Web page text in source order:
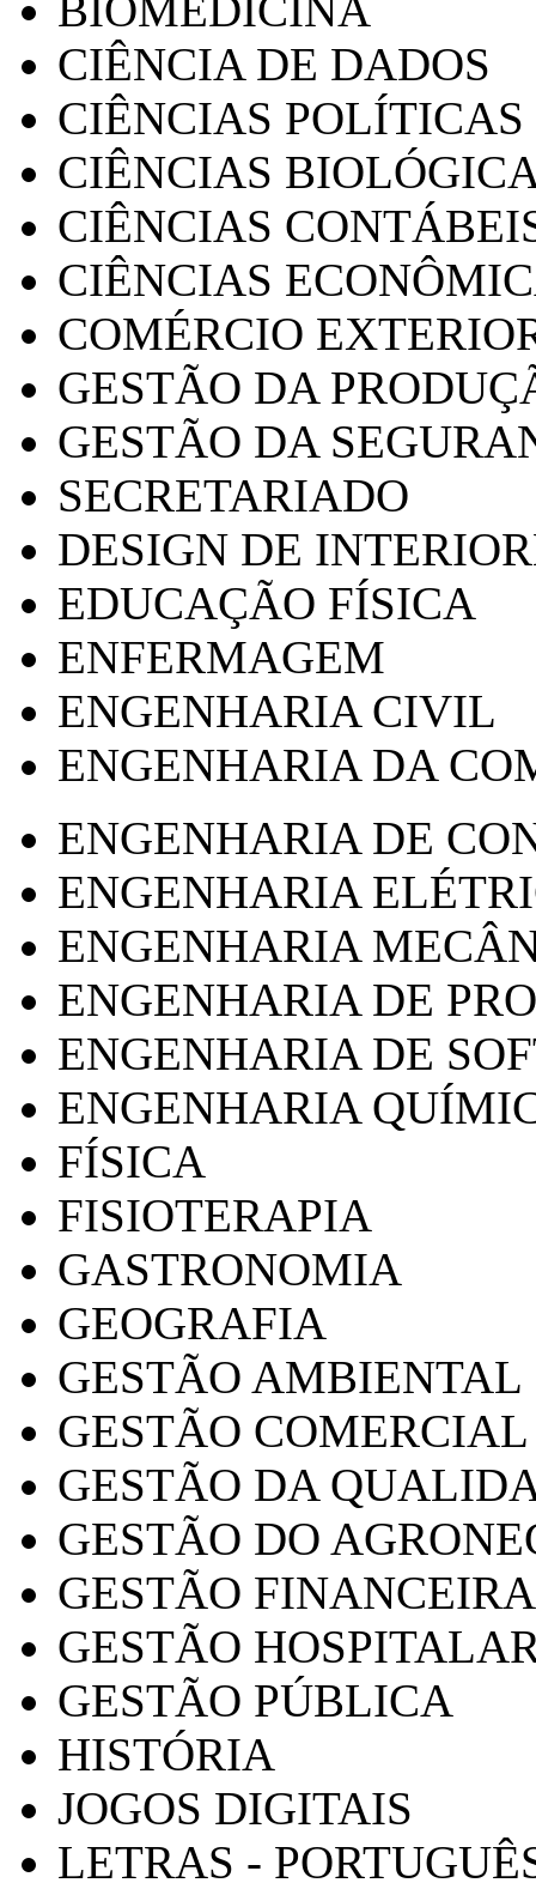
CIÊNCIA DE DADOS
CIÊNCIAS POLÍTICAS
CIÊNCIAS
CIÊNCIAS
CIÊNCIAS
COMÉRCIO
GESTÃO DA
GESTÃO DA
SECRETARIADO
DESIGN DE
EDUCAÇÃO FÍSICA
ENFERMAGEM
ENGENHARIA CIVIL
ENGENHARIA DA
ENGENHARIA DE
ENGENHARIA
ENGENHARIA
ENGENHARIA DE
ENGENHARIA DE
ENGENHARIA
FÍSICA
FISIOTERAPIA
GASTRONOMIA
GEOGRAFIA
GESTÃO AMBIENTAL
GESTÃO COMERCIAL
GESTÃO DA
GESTÃO DO
GESTÃO FINANCEIRA
GESTÃO
GESTÃO PÚBLICA
HISTÓRIA
JOGOS DIGITAIS
LETRAS -